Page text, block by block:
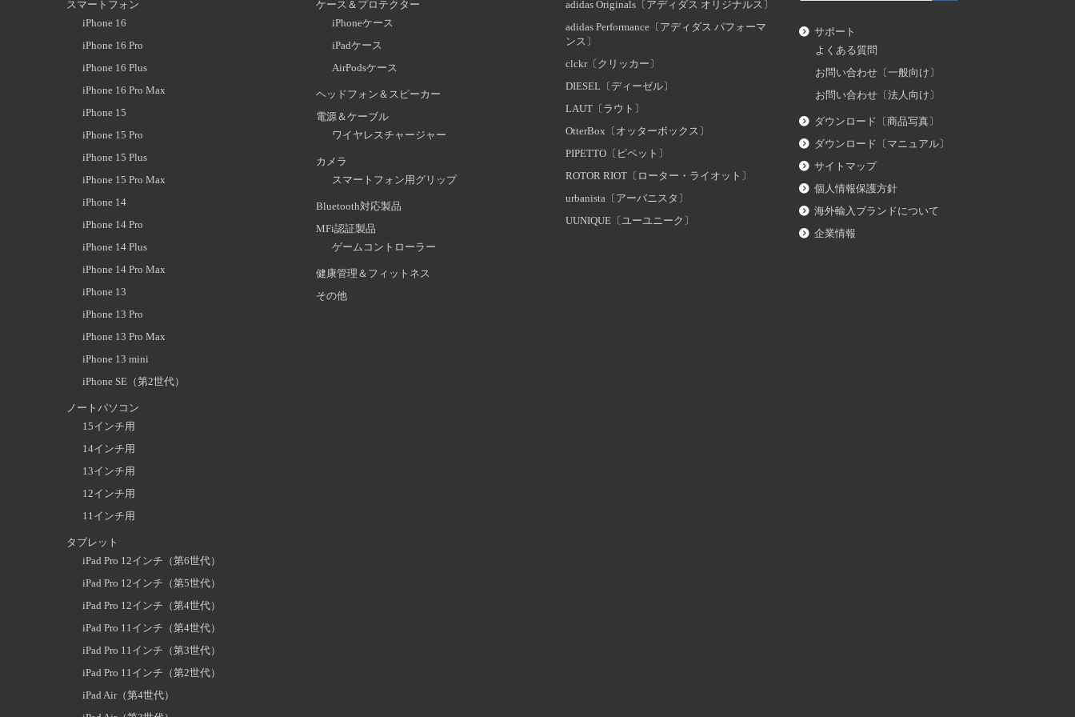
スマートフォン
iPhone 16
iPhone 16 Pro
iPhone 16 Plus
iPhone 16 Pro Max
iPhone 15
iPhone 15 Pro
iPhone 15 Plus
iPhone 15 Pro Max
iPhone 14
iPhone 14 Pro
iPhone 14 Plus
iPhone 14 Pro Max
iPhone 13
iPhone 13 Pro
iPhone 13 Pro Max
iPhone 13 mini
iPhone SE（第2世代）
ノートパソコン
15インチ用
14インチ用
13インチ用
12インチ用
11インチ用
タブレット
iPad Pro 12インチ（第6世代）
iPad Pro 12インチ（第5世代）
iPad Pro 12インチ（第4世代）
iPad Pro 11インチ（第4世代）
iPad Pro 11インチ（第3世代）
iPad Pro 11インチ（第2世代）
iPad Air（第4世代）
ケース＆プロテクター
iPhoneケース
iPadケース
AirPodsケース
ヘッドフォン＆スピーカー
電源＆ケーブル
ワイヤレスチャージャー
カメラ
スマートフォン用グリップ
Bluetooth対応製品
MFi認証製品
ゲームコントローラー
健康管理＆フィットネス
その他
adidas Originals〔アディダス オリジナルス〕
adidas Performance〔アディダス パフォーマ
ンス〕
clckr〔クリッカー〕
DIESEL〔ディーゼル〕
LAUT〔ラウト〕
OtterBox〔オッターボックス〕
PIPETTO〔ピペット〕
ROTOR RIOT〔ローター・ライオット〕
urbanista〔アーバニスタ〕
UUNIQUE〔ユーユニーク〕
サポート
よくある質問
お問い合わせ〔一般向け〕
お問い合わせ〔法人向け〕
ダウンロード〔商品写真〕
ダウンロード〔マニュアル〕
サイトマップ
個人情報保護方針
海外輸入ブランドについて
企業情報